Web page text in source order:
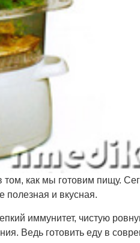
том, как мы готовим пищу.
полезная и вкусная.
иммунитет, чистую
Ведь готовить еду в